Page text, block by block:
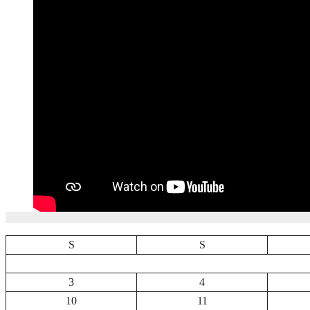
S S
3
4
10
11